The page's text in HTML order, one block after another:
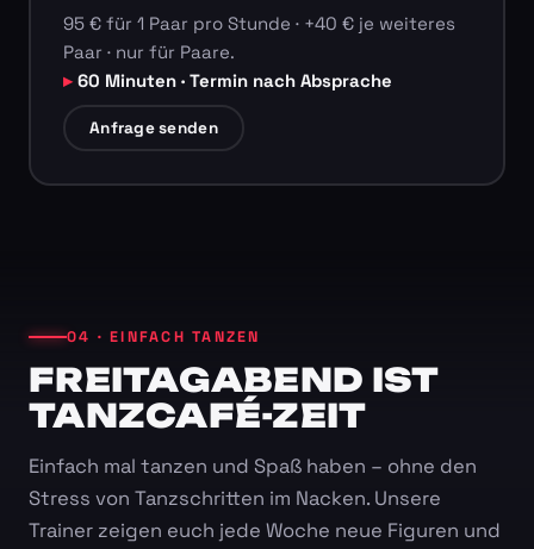
95 € für 1 Paar pro Stunde · +40 € je weiteres
Paar · nur für Paare.
60 Minuten · Termin nach Absprache
Anfrage senden
04 · EINFACH TANZEN
FREITAGABEND IST
TANZCAFÉ-ZEIT
Einfach mal tanzen und Spaß haben – ohne den
Stress von Tanzschritten im Nacken. Unsere
Trainer zeigen euch jede Woche neue Figuren und